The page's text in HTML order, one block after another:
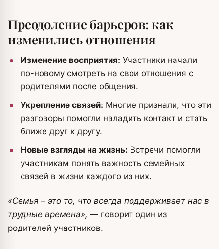
Преодоление барьеров: как
изменились отношения
Изменение восприятия: Участники начали
по-новому смотреть на свои отношения с
родителями после общения.
Укрепление связей: Многие признали, что эти
разговоры помогли наладить контакт и стать
ближе друг к другу.
Новые взгляды на жизнь: Встречи помогли
участникам понять важность семейных
связей в жизни каждого из них.
«Семья – это то, что всегда поддерживает нас в
трудные времена», — говорит один из
родителей участников.